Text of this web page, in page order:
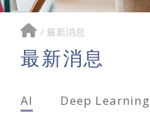
/ 最新消息
最新消息
AI Deep Learning